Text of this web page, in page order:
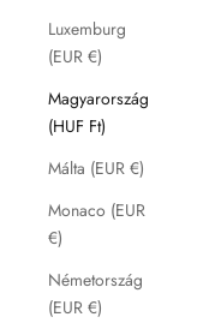
Luxemburg
(EUR €)
Magyarország
(HUF Ft)
Málta (EUR €)
Monaco (EUR
€)
Németország
(EUR €)